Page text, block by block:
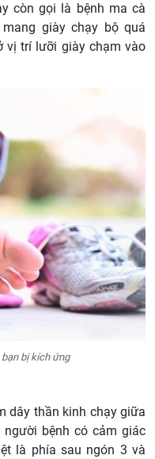
còn gọi là bệnh ma cà
giày chạy bộ quá
vị trí lưỡi giày chạm vào
bị kích ứng
dây thần kinh chạy giữa
bệnh có cảm giác
là phía sau ngón 3 và